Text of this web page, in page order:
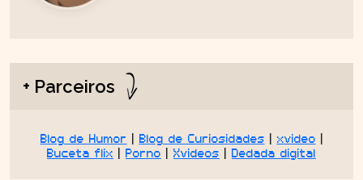
+ Parceiros
Blog de Humor | Blog de Curiosidades | xvideo |
Buceta flix | Porno | Xvideos | Dedada digital